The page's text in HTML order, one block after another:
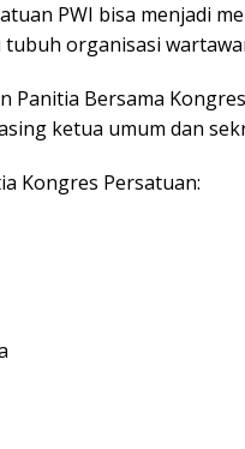
PWI bisa menjadi
organisasi
Panitia Bersama
ketua umum dan
Kongres Persatuan: